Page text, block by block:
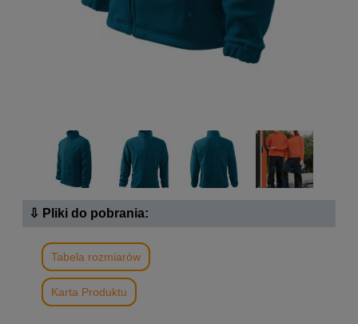
⇩ Pliki do pobrania:
Tabela rozmiarów
Karta Produktu